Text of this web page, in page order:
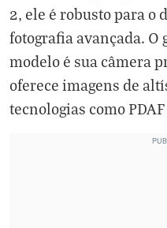
2, ele é robusto para o
fotografia avançada. O
modelo é sua câmera
oferece imagens de
tecnologias como